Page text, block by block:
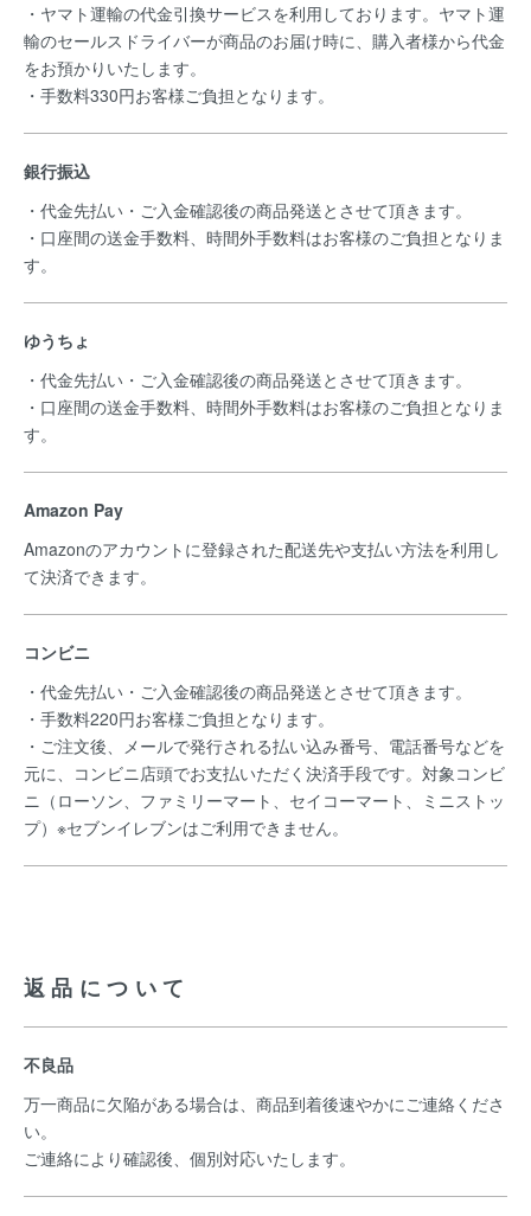
・ヤマト運輸の代金引換サービスを利用しております。ヤマト運
輸のセールスドライバーが商品のお届け時に、購入者様から代金
をお預かりいたします。
・手数料330円お客様ご負担となります。
銀行振込
・代金先払い・ご入金確認後の商品発送とさせて頂きます。
・口座間の送金手数料、時間外手数料はお客様のご負担となりま
す。
ゆうちょ
・代金先払い・ご入金確認後の商品発送とさせて頂きます。
・口座間の送金手数料、時間外手数料はお客様のご負担となりま
す。
Amazon Pay
Amazonのアカウントに登録された配送先や支払い方法を利用し
て決済できます。
コンビニ
・代金先払い・ご入金確認後の商品発送とさせて頂きます。
・手数料220円お客様ご負担となります。
・ご注文後、メールで発行される払い込み番号、電話番号などを
元に、コンビニ店頭でお支払いただく決済手段です。対象コンビ
ニ（ローソン、ファミリーマート、セイコーマート、ミニストッ
プ）※セブンイレブンはご利用できません。
返品について
不良品
万一商品に欠陥がある場合は、商品到着後速やかにご連絡くださ
い。
ご連絡により確認後、個別対応いたします。